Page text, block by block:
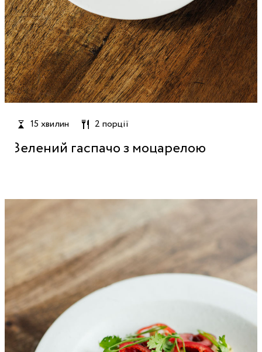
15 хвилин 2 порції
Зелений гаспачо з моцарелою